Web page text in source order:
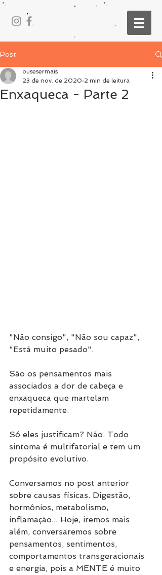
Post
Enxaqueca - Parte 2
ousesermais
23 de nov. de 2020 2 min de leitura
"Não consigo", "Não sou capaz",
"Está muito pesado".
São os pensamentos mais
associados a dor de cabeça e
enxaqueca que martelam
repetidamente.
Só eles justificam? Não. Todo
sintoma é multifatorial e tem um
propósito evolutivo.
Conversamos no post anterior
sobre causas físicas. Digestão,
hormônios, metabolismo,
inflamação... Hoje, iremos mais
além, conversaremos sobre
pensamentos, sentimentos,
comportamentos transgeracionais
e energia, pois a MENTE é muito